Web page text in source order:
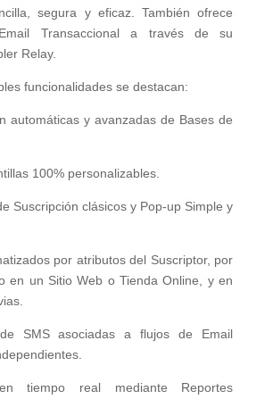
segura y eficaz. También ofrece
Transaccional a través de su
Relay.
funcionalidades se destacan:
automáticas y avanzadas de Bases de
100% personalizables.
Suscripción clásicos y Pop-up Simple y
por atributos del Suscriptor, por
en un Sitio Web o Tienda Online, y en
SMS asociadas a flujos de Email
tiempo real mediante Reportes